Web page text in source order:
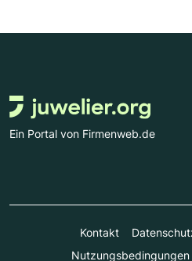
Ein Portal von Firmenweb.de
Kontakt
Nutzungsbedingungen